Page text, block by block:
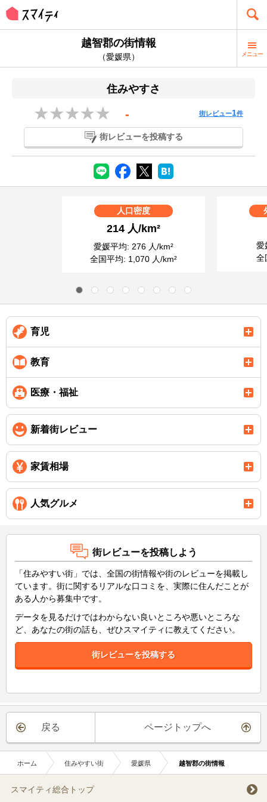
越智郡の街情報
（愛媛県） メニュー
住みやすさ
- 街レビュー1件
街レビューを投稿する
人口密度
214 人/km²
愛媛平均: 276 人/km²
全国平均: 1,070 人/km²
愛
全
育児
教育
医療・福祉
新着街レビュー
家賃相場
人気グルメ
街レビューを投稿しよう
「住みやすい街」では、全国の街情報や街のレビューを掲載し
ています。街に関するリアルな口コミを、実際に住んだことが
ある人から募集中です。
データを見るだけではわからない良いところや悪いところな
ど、あなたの街の話も、ぜひスマイティに教えてください。
街レビューを投稿する
戻る ページトップへ
ホーム 住みやすい街 愛媛県 越智郡の街情報
スマイティ総合トップ